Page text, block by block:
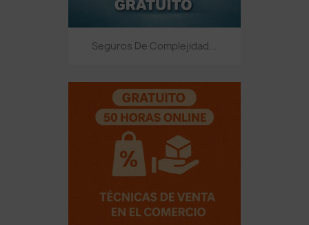
Seguros De Complejidad...